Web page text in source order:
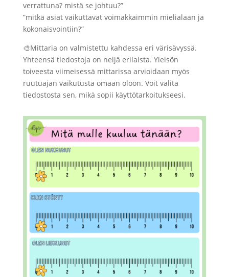
verrattuna? mistä se johtuu?”
”mitkä asiat vaikuttavat voimakkaimmin mielialaan ja
kokonaisvointiin?”
🎨Mittaria on valmistettu kahdessa eri värisävyssä.
Yhteensä tiedostoja on neljä erilaista. Yleisön
toiveesta viimeisessä mittarissa arvioidaan myös
ruutuajan vaikutusta omaan oloon. Voit valita
tiedostosta sen, mikä sopii käyttötarkoitukseesi.